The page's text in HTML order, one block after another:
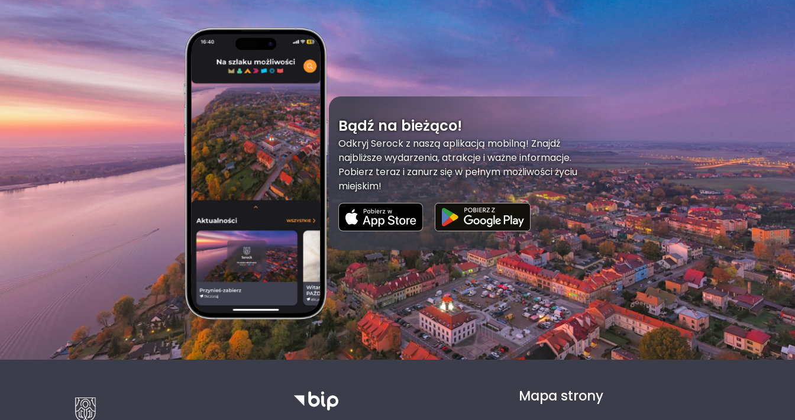
Bądź na bieżąco!
Odkryj Serock z naszą aplikacją mobilną! Znajdź
najbliższe wydarzenia, atrakcje i ważne informacje.
Pobierz teraz i zanurz się w pełnym możliwości życiu
miejskim!
Mapa strony